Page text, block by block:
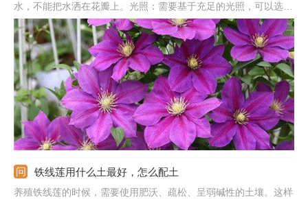
水，不能把水洒在花瓣上。光照：需要基于充足的光照，可以选择
放在室外向阳处进行养殖。换盆：3天左右才能更换新盆，要选择
透气透水性能良好的花盆，将其连同根部原本的土球一同移栽至新
的花盆当中。
铁线莲用什么土最好，怎么配土
养殖铁线莲的时候，需要使用肥沃、疏松、呈弱碱性的土壤。这样